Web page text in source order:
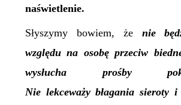
naświetlenie.
Słyszymy bowiem, że nie
względu na osobę przeciw
wysłucha prośby
Nie lekceważy błagania sieroty i